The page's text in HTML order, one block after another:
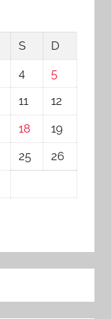
S
D
4
5
11
12
18
19
25
26